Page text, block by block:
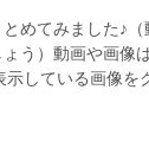
めてみました♪
う）動画や画像
している画像を